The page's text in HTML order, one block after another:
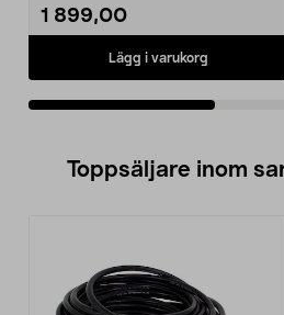
1 899,00
Lägg i varukorg
Toppsäljare inom